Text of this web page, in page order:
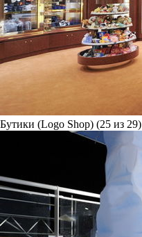
Бутики (Logo Shop) (25 из 29)